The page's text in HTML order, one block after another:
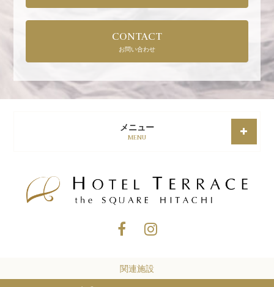
CONTACT
お問い合わせ
メニュー
MENU
関連施設